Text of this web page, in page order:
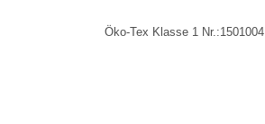
Öko-Tex Klasse 1 Nr.:1501004